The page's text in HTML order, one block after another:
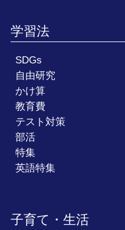
学習法
SDGs
自由研究
かけ算
教育費
テスト対策
部活
特集
英語特集
子育て・生活